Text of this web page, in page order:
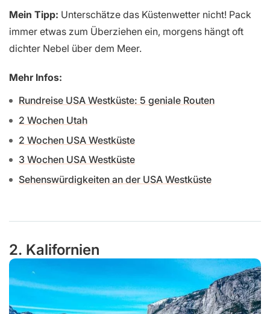
Mein Tipp: Unterschätze das Küstenwetter nicht! Pack
immer etwas zum Überziehen ein, morgens hängt oft
dichter Nebel über dem Meer.
Mehr Infos:
Rundreise USA Westküste: 5 geniale Routen
2 Wochen Utah
2 Wochen USA Westküste
3 Wochen USA Westküste
Sehenswürdigkeiten an der USA Westküste
2. Kalifornien